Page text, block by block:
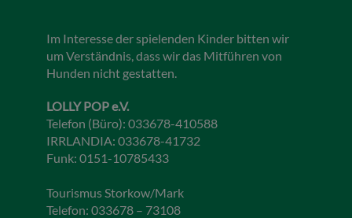
Im Interesse der spielenden Kinder bitten wir
um Verständnis, dass wir das Mitführen von
Hunden nicht gestatten.
LOLLY POP e.V.
Telefon (Büro): 033678-410588
IRRLANDIA: 033678-41732
Funk: 0151-10785433
Tourismus Storkow/Mark
Telefon: 033678 – 73108